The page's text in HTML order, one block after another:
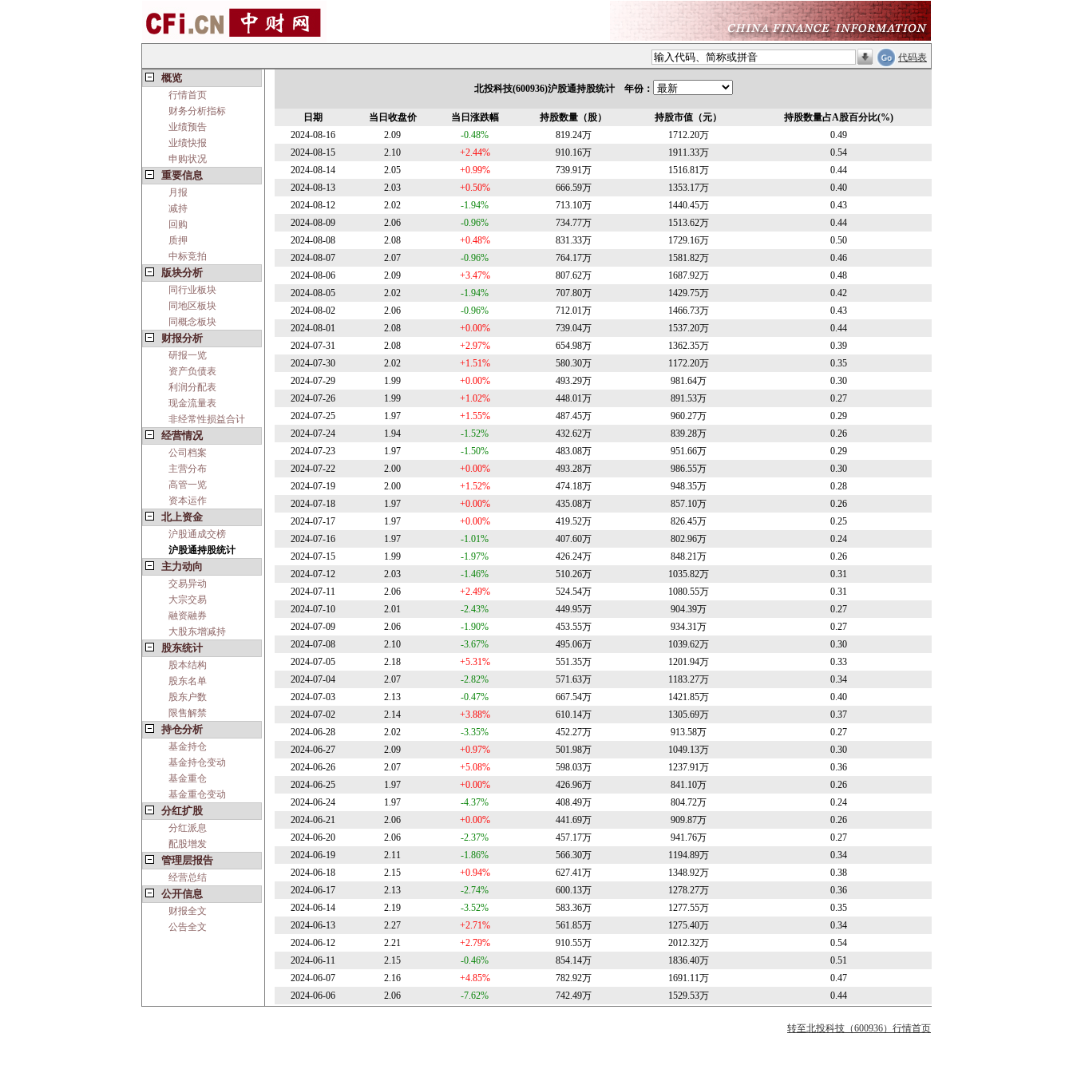
代码表
概览
行情首页
财务分析指标
业绩预告
业绩快报
申购状况
重要信息
月报
减持
回购
质押
中标竞拍
版块分析
同行业板块
同地区板块
同概念板块
财报分析
研报一览
资产负债表
利润分配表
现金流量表
非经常性损益合计
经营情况
公司档案
主营分布
高管一览
资本运作
北上资金
沪股通成交榜
沪股通持股统计
主力动向
交易异动
大宗交易
融资融券
大股东增减持
股东统计
股本结构
股东名单
股东户数
限售解禁
持仓分析
基金持仓
基金持仓变动
基金重仓
基金重仓变动
分红扩股
分红派息
配股增发
管理层报告
经营总结
公开信息
财报全文
公告全文
北投科技(600936)沪股通持股统计 年份：
日期 当日收盘价 当日涨跌幅 持股数量（股） 持股市值（元）
持股数量占A股百分比(%)
2024-08-16
2.09 -0.48% 819.24万 1712.20万
0.49
2024-08-15
2.10 +2.44% 910.16万 1911.33万
0.54
2024-08-14
2.05 +0.99% 739.91万 1516.81万
0.44
2024-08-13
2.03 +0.50% 666.59万 1353.17万
0.40
2024-08-12
2.02 -1.94% 713.10万 1440.45万
0.43
2024-08-09
2.06 -0.96% 734.77万 1513.62万
0.44
2024-08-08
2.08 +0.48% 831.33万 1729.16万
0.50
2024-08-07
2.07 -0.96% 764.17万 1581.82万
0.46
2024-08-06
2.09 +3.47% 807.62万 1687.92万
0.48
2024-08-05
2.02 -1.94% 707.80万 1429.75万
0.42
2024-08-02
2.06 -0.96% 712.01万 1466.73万
0.43
2024-08-01
2.08 +0.00% 739.04万 1537.20万
0.44
2024-07-31
2.08 +2.97% 654.98万 1362.35万
0.39
2024-07-30
2.02 +1.51% 580.30万 1172.20万
0.35
2024-07-29
1.99 +0.00% 493.29万 981.64万
0.30
2024-07-26
1.99 +1.02% 448.01万 891.53万
0.27
2024-07-25
1.97 +1.55% 487.45万 960.27万
0.29
2024-07-24
1.94 -1.52% 432.62万 839.28万
0.26
2024-07-23
1.97 -1.50% 483.08万 951.66万
0.29
2024-07-22
2.00 +0.00% 493.28万 986.55万
0.30
2024-07-19
2.00 +1.52% 474.18万 948.35万
0.28
2024-07-18
1.97 +0.00% 435.08万 857.10万
0.26
2024-07-17
1.97 +0.00% 419.52万 826.45万
0.25
2024-07-16
1.97 -1.01% 407.60万 802.96万
0.24
2024-07-15
1.99 -1.97% 426.24万 848.21万
0.26
2024-07-12
2.03 -1.46% 510.26万 1035.82万
0.31
2024-07-11
2.06 +2.49% 524.54万 1080.55万
0.31
2024-07-10
2.01 -2.43% 449.95万 904.39万
0.27
2024-07-09
2.06 -1.90% 453.55万 934.31万
0.27
2024-07-08
2.10 -3.67% 495.06万 1039.62万
0.30
2024-07-05
2.18 +5.31% 551.35万 1201.94万
0.33
2024-07-04
2.07 -2.82% 571.63万 1183.27万
0.34
2024-07-03
2.13 -0.47% 667.54万 1421.85万
0.40
2024-07-02
2.14 +3.88% 610.14万 1305.69万
0.37
2024-06-28
2.02 -3.35% 452.27万 913.58万
0.27
2024-06-27
2.09 +0.97% 501.98万 1049.13万
0.30
2024-06-26
2.07 +5.08% 598.03万 1237.91万
0.36
2024-06-25
1.97 +0.00% 426.96万 841.10万
0.26
2024-06-24
1.97 -4.37% 408.49万 804.72万
0.24
2024-06-21
2.06 +0.00% 441.69万 909.87万
0.26
2024-06-20
2.06 -2.37% 457.17万 941.76万
0.27
2024-06-19
2.11 -1.86% 566.30万 1194.89万
0.34
2024-06-18
2.15 +0.94% 627.41万 1348.92万
0.38
2024-06-17
2.13 -2.74% 600.13万 1278.27万
0.36
2024-06-14
2.19 -3.52% 583.36万 1277.55万
0.35
2024-06-13
2.27 +2.71% 561.85万 1275.40万
0.34
2024-06-12
2.21 +2.79% 910.55万 2012.32万
0.54
2024-06-11
2.15 -0.46% 854.14万 1836.40万
0.51
2024-06-07
2.16 +4.85% 782.92万 1691.11万
0.47
2024-06-06
2.06 -7.62% 742.49万 1529.53万 0.44
转至北投科技（600936）行情首页